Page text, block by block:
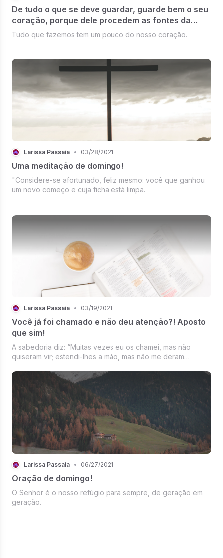
De tudo o que se deve guardar, guarde bem o seu
coração, porque dele procedem as fontes da
vida!
Tudo que fazemos tem um pouco do nosso coração.
Larissa Passaia • 03/28/2021
Uma meditação de domingo!
"Considere-se afortunado, feliz mesmo: você que ganhou
um novo começo e cuja ficha está limpa.
Larissa Passaia • 03/19/2021
Você já foi chamado e não deu atenção?! Aposto
que sim!
A sabedoria diz: “Muitas vezes eu os chamei, mas não
quiseram vir; estendi-lhes a mão, mas não me deram
Larissa Passaia • 06/27/2021
Oração de domingo!
O Senhor é o nosso refúgio para sempre, de geração em
geração.